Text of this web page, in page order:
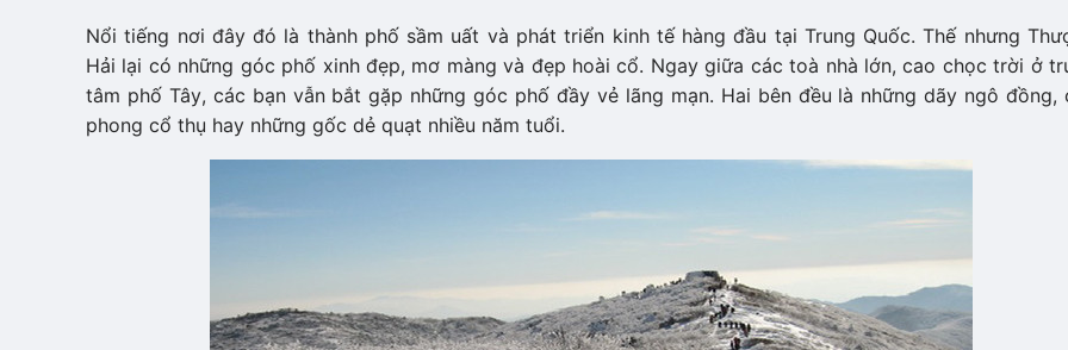
Nổi tiếng nơi đây đó là thành phố sầm uất và phát triển kinh tế hàng đầu tại Trung Quốc. Thế nhưng
Hải lại có những góc phố xinh đẹp, mơ màng và đẹp hoài cổ. Ngay giữa các toà nhà lớn, cao chọc trời ở
tâm phố Tây, các bạn vẫn bắt gặp những góc phố đầy vẻ lãng mạn. Hai bên đều là những dãy ngô đồng,
phong cổ thụ hay những gốc dẻ quạt nhiều năm tuổi.